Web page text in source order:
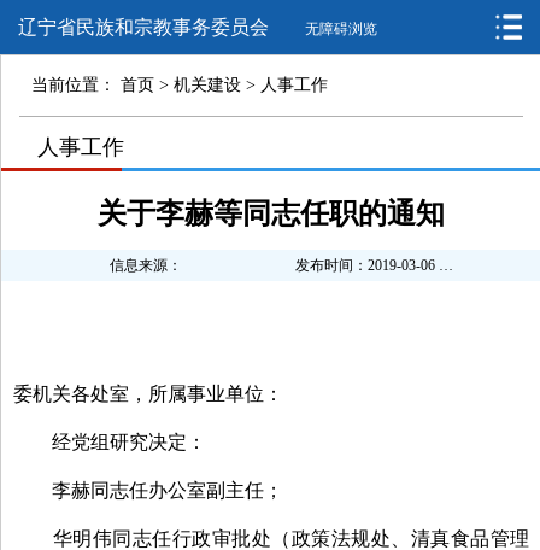
辽宁省民族和宗教事务委员会 无障碍浏览
当前位置： 首页 > 机关建设 > 人事工作
>>
人事工作
关于李赫等同志任职的通知
信息来源： 发布时间：2019-03-06 10:03:00
委机关各处室，所属事业单位：
经党组研究决定：
李赫同志任办公室副主任；
华明伟同志任行政审批处（政策法规处、清真食品管理